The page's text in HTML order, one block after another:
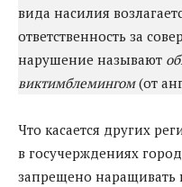
вида насилия
ответственность за
нарушение называют
виктимблемингом(от
Что касается других
в госучерждениях
запрещено наращивать